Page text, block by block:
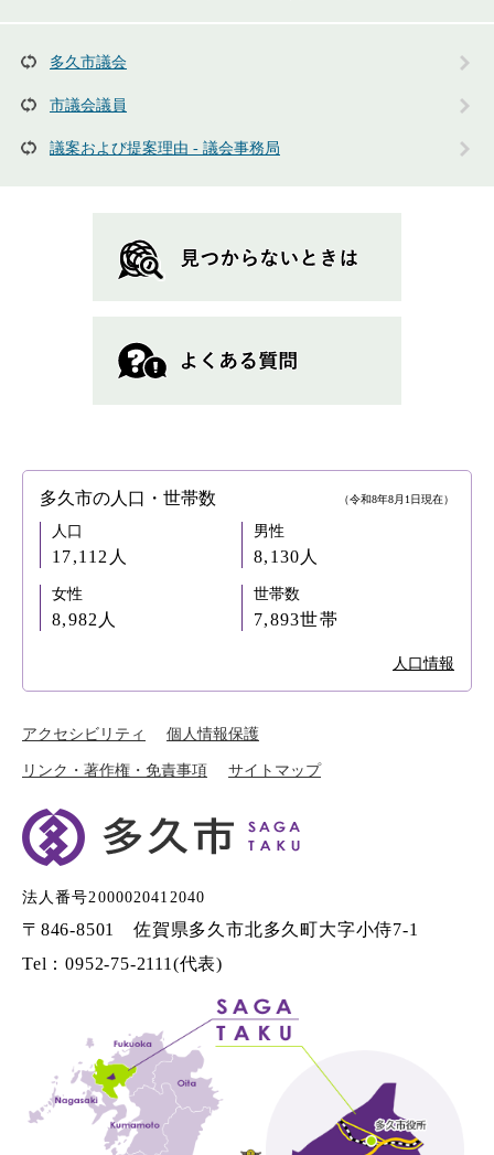
多久市議会
市議会議員
議案および提案理由 - 議会事務局
多久市の人口・世帯数 （令和8年8月1日現在）
人口
17,112人
男性
8,130人
女性
8,982人
世帯数
7,893世帯
人口情報
アクセシビリティ 個人情報保護
リンク・著作権・免責事項 サイトマップ
法人番号2000020412040
〒846-8501 佐賀県多久市北多久町大字小侍7-1
Tel：0952-75-2111(代表)